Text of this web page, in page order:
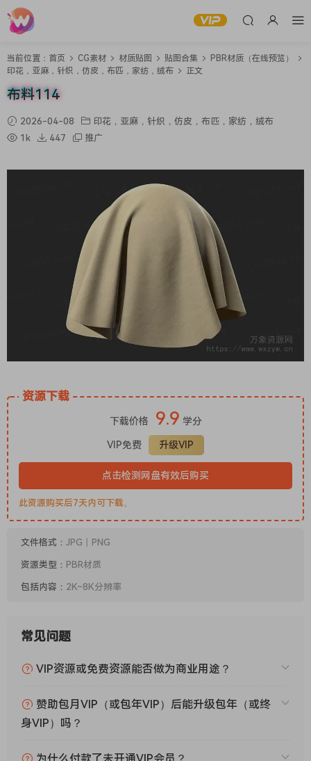
当前位置： 首页 CG素材 材质贴图 贴图合集
PBR材质（在线预览）
印花，亚麻，针织，仿皮，布匹，家纺，绒布
正文
布料114
2026-04-08
印花，亚麻，针织，仿皮，布匹，家纺，绒布
1k
447 推广
资源下载
下载价格 9.9 学分
VIP免费 升级VIP
点击检测网盘有效后购买
此资源购买后7天内可下载。
文件格式： JPG丨PNG
资源类型： PBR材质
包括内容： 2K~8K分辨率
常见问题
VIP资源或免费资源能否做为商业用途？
赞助包月VIP（或包年VIP）后能升级包年（或终
身VIP）吗？